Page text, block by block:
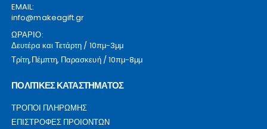
EMAIL:
info@makeagift.gr
ΩΡΑΡΙΟ:
Δευτέρα και Τετάρτη / 10πμ-3μμ
Τρίτη,Πέμπτη, Παρασκευή / 10πμ-8μμ
ΠΟΛΙΤΙΚΕΣ ΚΑΤΑΣΤΗΜΑΤΟΣ
ΤΡΟΠΟΙ ΠΛΗΡΩΜΗΣ
ΕΠΙΣΤΡΟΦΕΣ ΠΡΟΙΟΝΤΩΝ